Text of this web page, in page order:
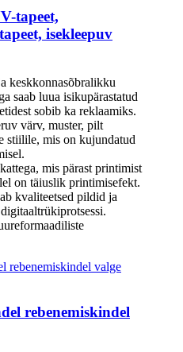
tapeet,
isekleepuv
keskkonnasõbralikku
saab luua isikupärastatud
sobib ka reklaamiks.
värv, muster, pilt
stiilile, mis on kujundatud
mis pärast printimist
on täiuslik printimisefekt.
kvaliteetsed pildid ja
rebenemiskindel